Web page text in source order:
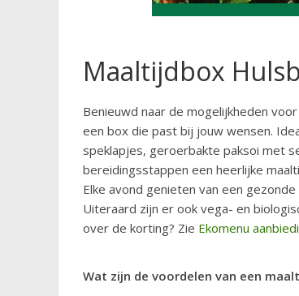
Maaltijdbox
Benieuwd naar de mogelijkheden
een box die past bij jouw wensen.
speklapjes, geroerbakte paksoi met
bereidingsstappen een heerlijke
Elke avond genieten van een
Uiteraard zijn er ook vega- en
over de korting? Zie Ekomenu
Wat zijn de voordelen van een